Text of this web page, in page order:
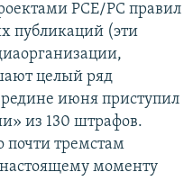
РСЕ/РС правил
публикаций (эти
целый ряд
июня приступил
из 130 штрафов.
тремстам
моменту